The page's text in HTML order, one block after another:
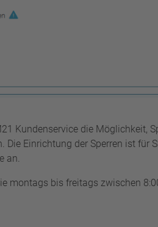
Kundenservice die Möglichkeit,
Einrichtung der Sperren ist für
an.
montags bis freitags zwischen